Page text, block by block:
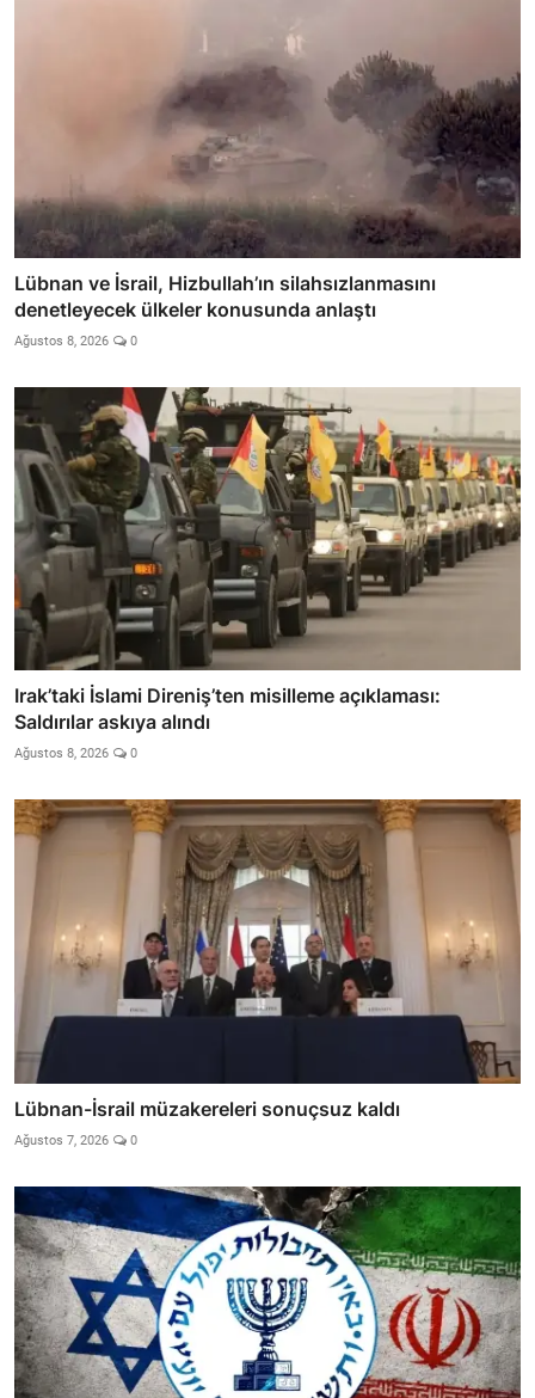
Lübnan ve İsrail, Hizbullah’ın silahsızlanmasını
denetleyecek ülkeler konusunda anlaştı
Ağustos 8, 2026 0
Irak’taki İslami Direniş’ten misilleme açıklaması:
Saldırılar askıya alındı
Ağustos 8, 2026 0
Lübnan-İsrail müzakereleri sonuçsuz kaldı
Ağustos 7, 2026 0